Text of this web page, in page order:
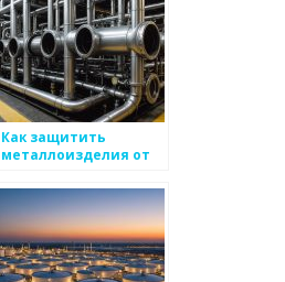
Как защитить
металлоизделия от
повреждений